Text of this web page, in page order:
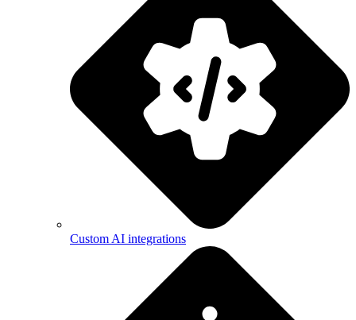
Custom AI integrations